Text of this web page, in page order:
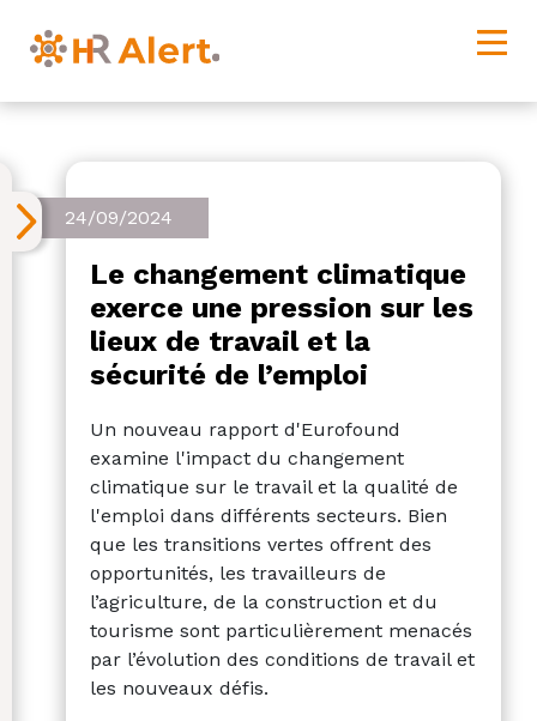
24/09/2024
Le changement climatique
exerce une pression sur les
lieux de travail et la
sécurité de l’emploi
Un nouveau rapport d'Eurofound
examine l'impact du changement
climatique sur le travail et la qualité de
l'emploi dans différents secteurs. Bien
que les transitions vertes offrent des
opportunités, les travailleurs de
l’agriculture, de la construction et du
tourisme sont particulièrement menacés
par l’évolution des conditions de travail et
les nouveaux défis.